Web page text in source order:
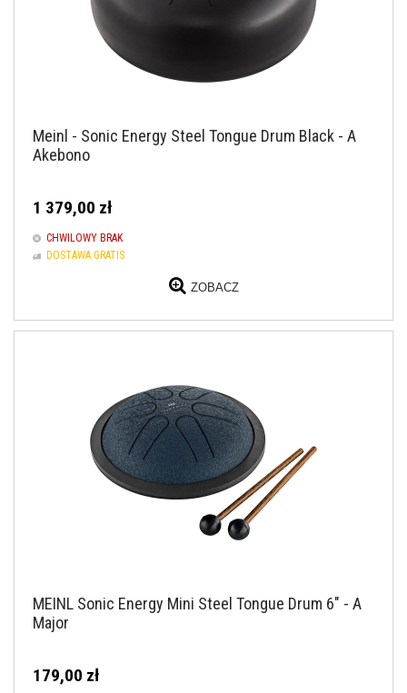
Meinl - Sonic Energy Steel Tongue Drum Black - A
Akebono
1 379,00 zł
CHWILOWY BRAK
DOSTAWA GRATIS
ZOBACZ
MEINL Sonic Energy Mini Steel Tongue Drum 6" - A
Major
179,00 zł